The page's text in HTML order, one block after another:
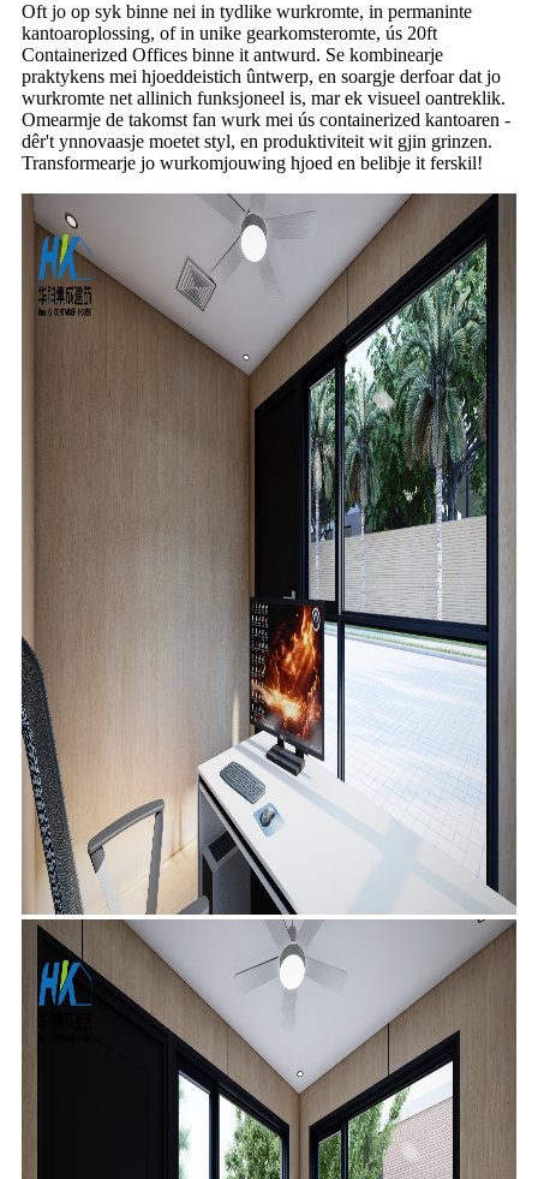
Oft jo op syk binne nei in tydlike wurkromte, in permaninte
kantoaroplossing, of in unike gearkomsteromte, ús 20ft
Containerized Offices binne it antwurd. Se kombinearje
praktykens mei hjoeddeistich ûntwerp, en soargje derfoar dat jo
wurkromte net allinich funksjoneel is, mar ek visueel oantreklik.
Omearmje de takomst fan wurk mei ús containerized kantoaren -
dêr't ynnovaasje moetet styl, en produktiviteit wit gjin grinzen.
Transformearje jo wurkomjouwing hjoed en belibje it ferskil!